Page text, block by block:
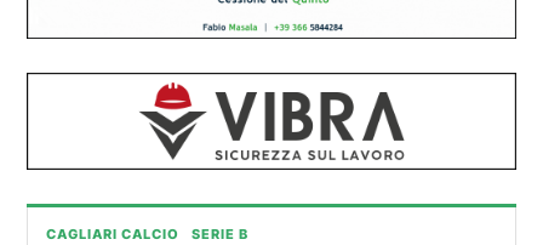
CAGLIARI CALCIO SERIE B